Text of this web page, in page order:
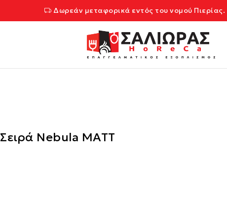
Δωρεάν μεταφορικά εντός του νομού Πιερίας.
Σειρά Nebula MATT